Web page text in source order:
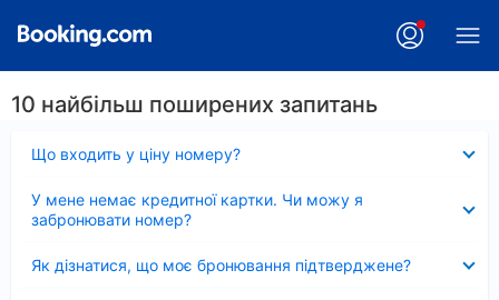
10 найбільш поширених запитань
Що входить у ціну номеру?
У мене немає кредитної картки. Чи можу я
забронювати номер?
Як дізнатися, що моє бронювання підтверджене?